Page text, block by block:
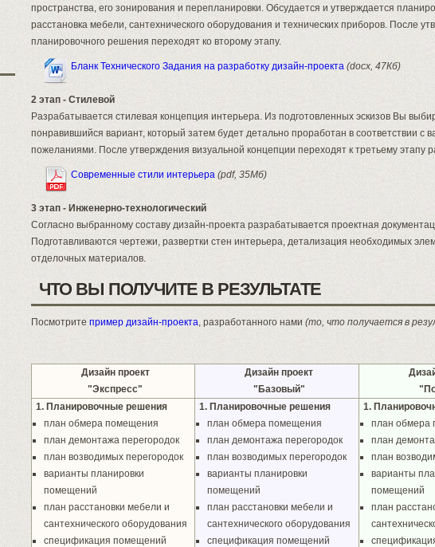
пространства, его зонирования и перепланировки. Обсудается и утверждается
расстановка мебели, сантехнического оборудования и технических приборов. После
планировочного решения переходят ко второму этапу.
Бланк Технического Задания на разработку дизайн-проекта (docx, 47Кб)
2 этап - Стилевой
Разрабатывается стилевая концепция интерьера. Из подготовленных эскизов Вы
понравившийся вариант, который затем будет детально проработан в соответствии с
пожеланиями. После утверждения визуальной концепции переходят к третьему этапу
Современные стили интерьера (pdf, 35Мб)
3 этап - Инженерно-технологический
Согласно выбранному составу дизайн-проекта разрабатывается проектная
Подготавливаются чертежи, развертки стен интерьера, детализация необходимых
отделочных материалов.
ЧТО ВЫ ПОЛУЧИТЕ В РЕЗУЛЬТАТЕ
Посмотрите пример дизайн-проекта, разработанного нами (то, что получается в
Дизайн проект
"Экспресс"
Дизайн проект
"Базовый"
1. Планировочные решения
план обмера помещения
план демонтажа перегородок
план возводимых перегородок
варианты планировки
помещений
план расстановки мебели и
сантехнического оборудования
спецификация помещений
1. Планировочные решения
план обмера помещения
план демонтажа перегородок
план возводимых перегородок
варианты планировки
помещений
план расстановки мебели и
сантехнического оборудования
спецификация помещений
1.
план обмера
план
план
варианты
помещений
план